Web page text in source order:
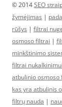
© 2014SEO
žymėjimas |
rūšys | filtrai
osmoso filtrai |
minkštinimo
filtrai nukalkinimui
atbulinio osmoso
kas yra atbulinis
filtrų nauda |